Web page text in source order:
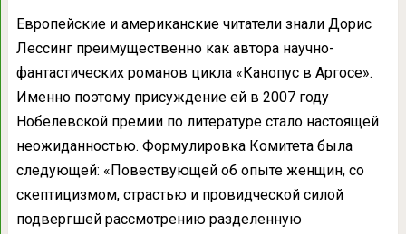
Европейские и американские читатели знали Дорис
Лессинг преимущественно как автора научно-
фантастических романов цикла «Канопус в Аргосе».
Именно поэтому присуждение ей в 2007 году
Нобелевской премии по литературе стало настоящей
неожиданностью. Формулировка Комитета была
следующей: «Повествующей об опыте женщин, со
скептицизмом, страстью и провидческой силой
подвергшей рассмотрению разделенную